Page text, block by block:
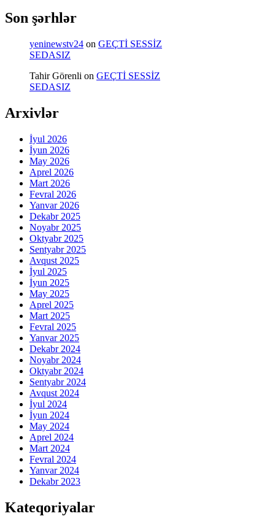
Son şərhlər
yeninewstv24 on GEÇTİ SESSİZ
SEDASIZ
Tahir Görenli on GEÇTİ SESSİZ
SEDASIZ
Arxivlər
İyul 2026
İyun 2026
May 2026
Aprel 2026
Mart 2026
Fevral 2026
Yanvar 2026
Dekabr 2025
Noyabr 2025
Oktyabr 2025
Sentyabr 2025
Avqust 2025
İyul 2025
İyun 2025
May 2025
Aprel 2025
Mart 2025
Fevral 2025
Yanvar 2025
Dekabr 2024
Noyabr 2024
Oktyabr 2024
Sentyabr 2024
Avqust 2024
İyul 2024
İyun 2024
May 2024
Aprel 2024
Mart 2024
Fevral 2024
Yanvar 2024
Dekabr 2023
Kateqoriyalar